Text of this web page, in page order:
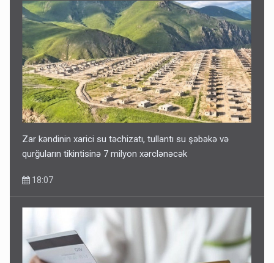
Zar kəndinin xarici su təchizatı, tullantı su şəbəkə və
qurğuların tikintisinə 7 milyon xərclənəcək
18:07